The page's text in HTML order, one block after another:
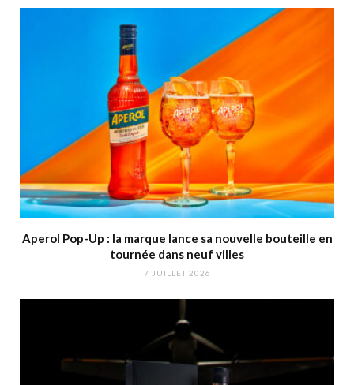
Aperol Pop-Up : la marque lance sa nouvelle bouteille en
tournée dans neuf villes
7 JUILLET 2026